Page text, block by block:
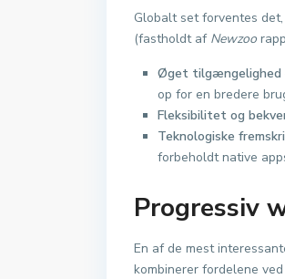
Globalt set forventes
(fastholdt af Newzoo
Øget tilgængelighed
op for en bredere
Fleksibilitet og
Teknologiske
forbeholdt native
Progressiv
En af de mest
kombinerer fordelene